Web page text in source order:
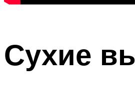
Сухие